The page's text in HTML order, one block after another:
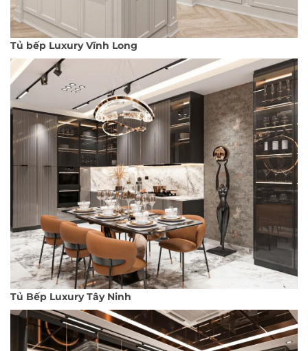
Tủ bếp Luxury Vĩnh Long
Tủ Bếp Luxury Tây Ninh